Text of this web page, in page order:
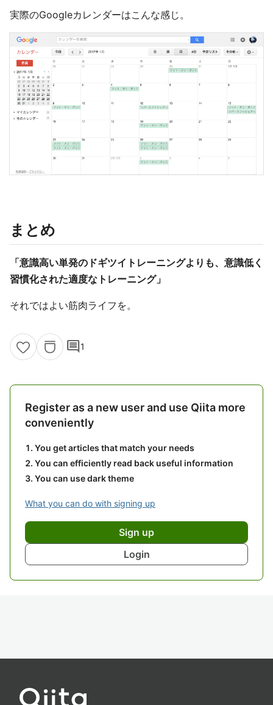
実際のGoogleカレンダーはこんな感じ。
まとめ
「意識高い単発のドギツイトレーニングよりも、意識低く
習慣化された適度なトレーニング」
それではよい筋肉ライフを。
comment1
Register as a new user and use Qiita more
conveniently
You get articles that match your needs
You can efficiently read back useful information
You can use dark theme
What you can do with signing up
Sign up
Login